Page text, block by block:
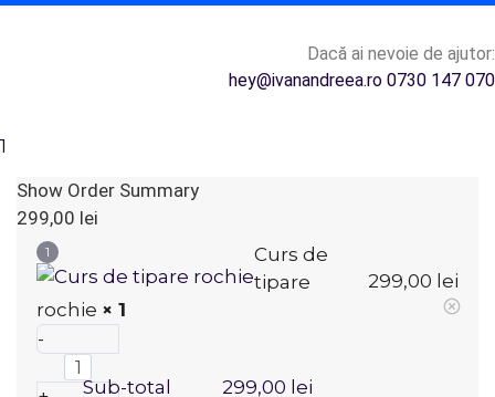
Dacă ai nevoie de ajutor:
hey@ivanandreea.ro 0730 147 070
1
Show Order Summary
299,00 lei
1
Curs de
tipare
rochie × 1
-
299,00 lei
Sub-total 299,00 lei